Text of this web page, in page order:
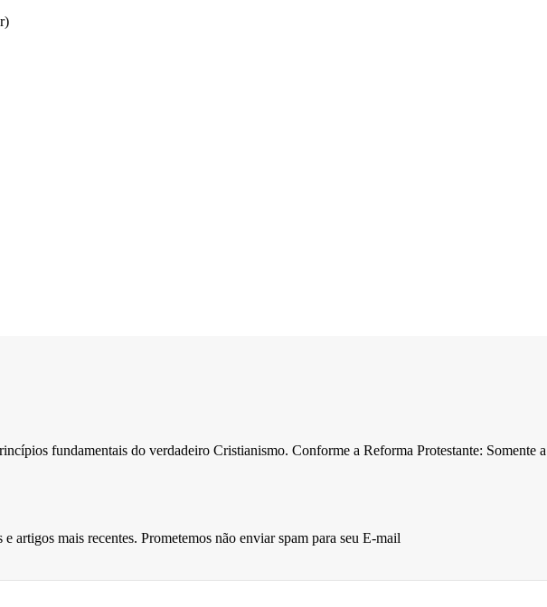
fundamentais do verdadeiro Cristianismo. Conforme a Reforma Protestante: Somente a
artigos mais recentes. Prometemos não enviar spam para seu E-mail